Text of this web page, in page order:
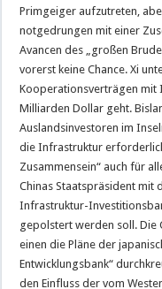
Primgeiger aufzutreten,
notgedrungen mit einer
Avancen des „großen
vorerst keine Chance. Xi
Kooperationsverträgen mit
Milliarden Dollar geht.
Auslandsinvestoren im
die Infrastruktur
Zusammensein“ auch für
Chinas Staatspräsident mit
Infrastruktur-
gepolstert werden soll. Die
einen die Pläne der
Entwicklungsbank“
den Einfluss der vom